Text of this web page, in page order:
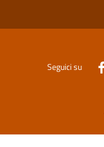
Seguici su